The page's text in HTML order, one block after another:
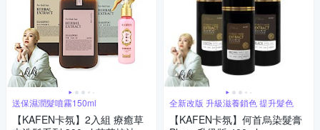
送保濕潤髮噴霧150ml
【KAFEN卡氛】2入組 療癒草
全新改版 升級滋養鎖色 提升髮色
【KAFEN卡氛】何首烏染髮膏